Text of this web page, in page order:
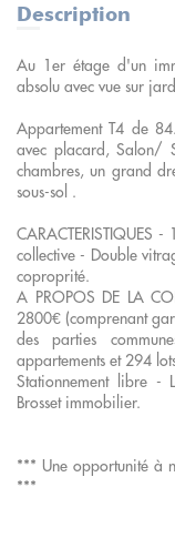
Description
Au 1er étage d'un
absolu avec vue sur
Appartement T4 de
avec placard, Salon/
chambres, un grand
sous-sol .
CARACTERISTIQUES
collective - Double
coproprité.
A PROPOS DE LA
2800€ (comprenant
des parties
appartements et 294
Stationnement libre -
Brosset immobilier.
*** Une opportunité à
***